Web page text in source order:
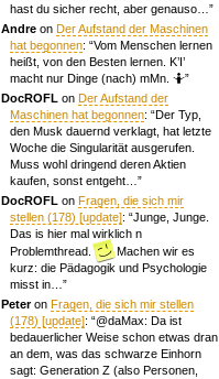
hast du sicher recht, aber genauso… ”
Andre onDer Aufstand der Maschinen
hat begonnen: “Vom Menschen lernen
heißt, von den Besten lernen. K’I’
macht nur Dinge (nach) mMn. 🤷”
DocROFL onDer Aufstand der
Maschinen hat begonnen: “Der Typ,
den Musk dauernd verklagt, hat letzte
Woche die Singularität ausgerufen.
Muss wohl dringend deren Aktien
kaufen, sonst entgeht… ”
DocROFL onFragen, die sich mir
stellen (178) [update]: “Junge, Junge.
Das is hier mal wirklich n
Problemthread.
Machen wir es
kurz: die Pädagogik und Psychologie
misst in… ”
PeteronFragen, die sich mir stellen
(178) [update]: “@daMax: Da ist
bedauerlicher Weise schon etwas dran
an dem, was das schwarze Einhorn
sagt: Generation Z (also Personen,